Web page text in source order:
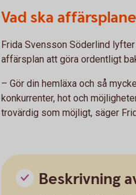
Vad ska
Frida Svensson Söderlind
affärsplan att göra ordentligt
– Gör din hemläxa och så
konkurrenter, hot och
trovärdig som möjligt, säger
Beskrivning